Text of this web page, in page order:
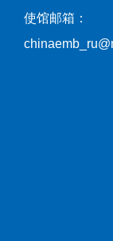
使馆邮箱：